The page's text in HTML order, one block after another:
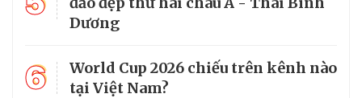
Dương
6
World Cup 2026 chiếu trên kênh nào
tại Việt Nam?